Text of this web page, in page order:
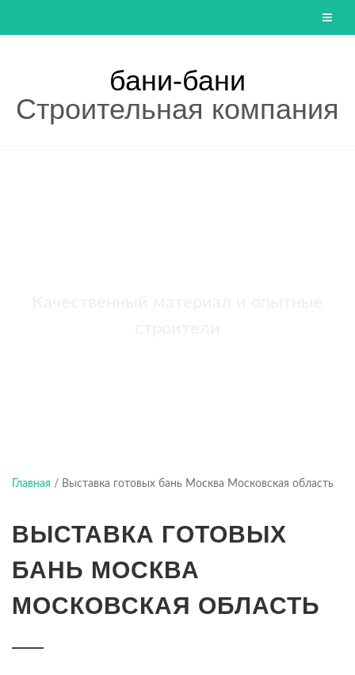
бани-бани
Строительная компания
Главная / Выставка готовых бань Москва Московская область
ВЫСТАВКА ГОТОВЫХ
БАНЬ МОСКВА
МОСКОВСКАЯ ОБЛАСТЬ